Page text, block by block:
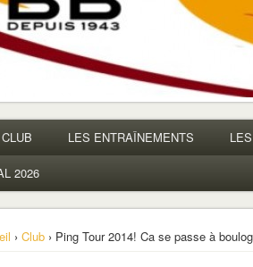
LES ENTRAÎNEMENTS
2026
› Club› Ping Tour 2014! Ca se passe à